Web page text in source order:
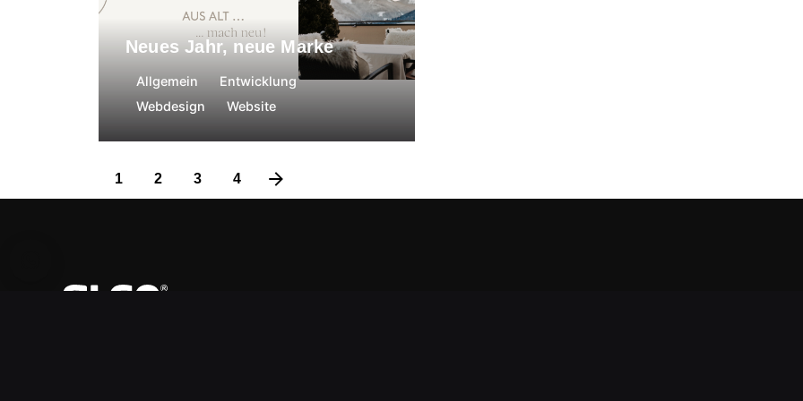
Neues Jahr, neue Marke
Allgemein
Entwicklung
Webdesign
Website
1 2 3 4